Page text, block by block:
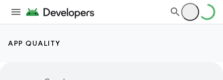
APP QUALITY